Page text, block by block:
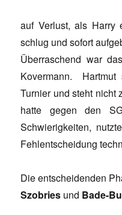
auf Verlust, als Harry
schlug und sofort
Überraschend war
Kovermann.
Turnier und steht nicht
hatte gegen den
Schwierigkeiten,
Fehlentscheidung
Die entscheidenden
Szobries und Bade-